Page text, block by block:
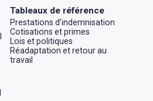
Tableaux de référence
Prestations d’indemnisation
Cotisations et primes
Lois et politiques
Réadaptation et retour au
travail